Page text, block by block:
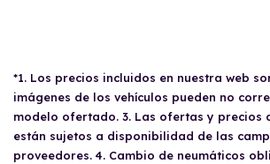
*1. Los precios incluidos en nuestra web
imágenes de los vehículos pueden no
modelo ofertado. 3. Las ofertas y precios
están sujetos a disponibilidad de las
proveedores. 4. Cambio de neumáticos